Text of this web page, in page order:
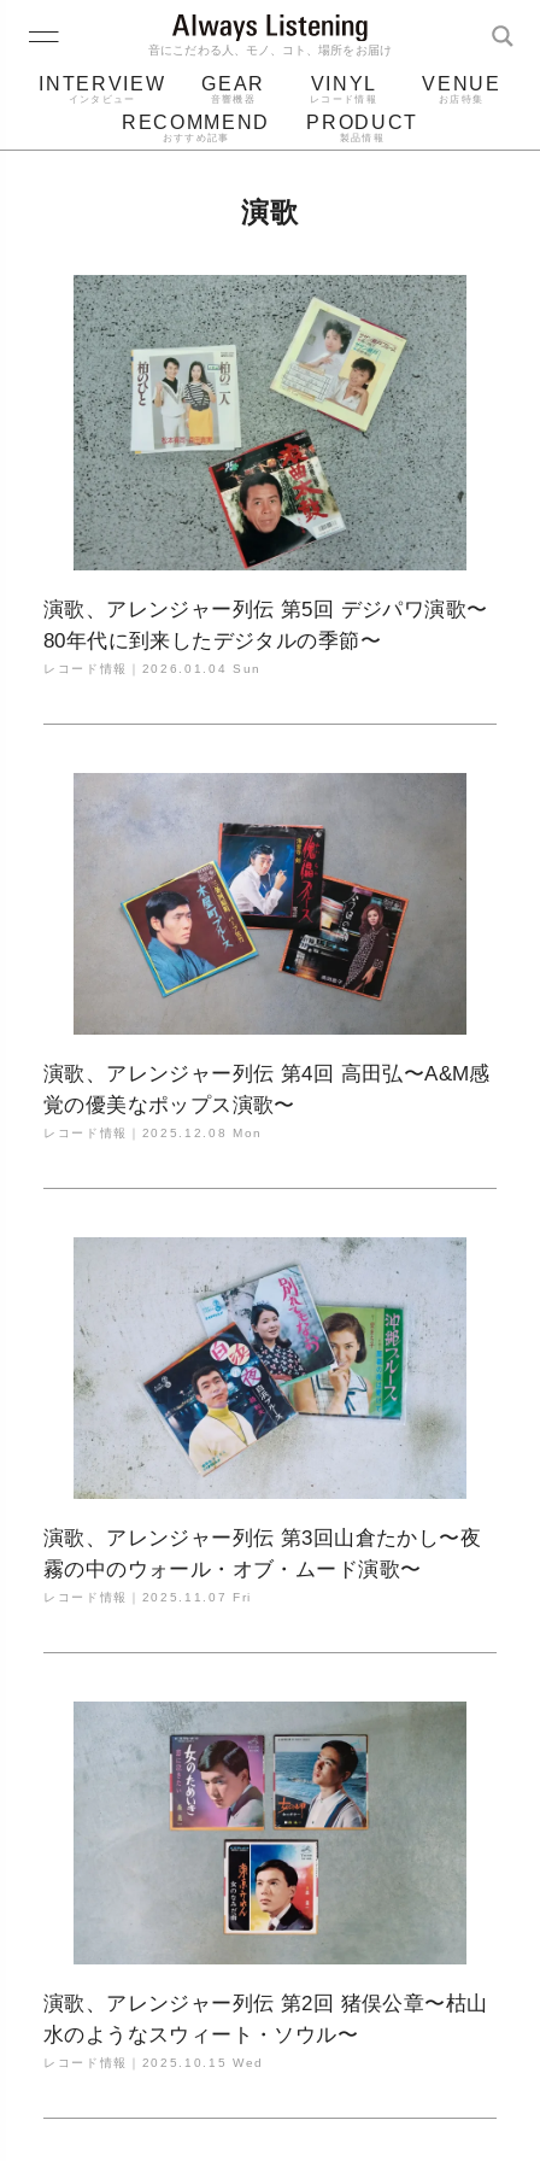
音にこだわる人、モノ、コト、場所をお届け
INTERVIEW
インタビュー
GEAR
音響機器
VINYL
レコード情報
VENUE
お店特集
RECOMMEND
おすすめ記事
PRODUCT
製品情報
bluetooth
演歌
演歌、アレンジャー列伝 第5回 デジパワ演歌〜
80年代に到来したデジタルの季節〜
レコード情報｜ 2026.01.04 Sun
演歌、アレンジャー列伝 第4回 高田弘〜A&M感
覚の優美なポップス演歌〜
レコード情報｜ 2025.12.08 Mon
演歌、アレンジャー列伝 第3回山倉たかし〜夜
霧の中のウォール・オブ・ムード演歌〜
レコード情報｜ 2025.11.07 Fri
演歌、アレンジャー列伝 第2回 猪俣公章〜枯山
水のようなスウィート・ソウル〜
レコード情報｜ 2025.10.15 Wed